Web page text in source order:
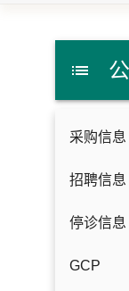

采购信息
招聘信息
停诊信息
GCP